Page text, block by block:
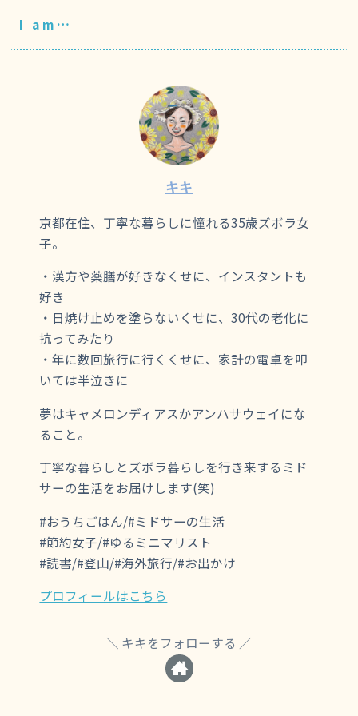
I am…
キキ
京都在住、丁寧な暮らしに憧れる35歳ズボラ女
子。
・漢方や薬膳が好きなくせに、インスタントも
好き
・日焼け止めを塗らないくせに、30代の老化に
抗ってみたり
・年に数回旅行に行くくせに、家計の電卓を叩
いては半泣きに
夢はキャメロンディアスかアンハサウェイにな
ること。
丁寧な暮らしとズボラ暮らしを行き来するミド
サーの生活をお届けします(笑)
#おうちごはん/#ミドサーの生活
#節約女子/#ゆるミニマリスト
#読書/#登山/#海外旅行/#お出かけ
プロフィールはこちら
キキをフォローする